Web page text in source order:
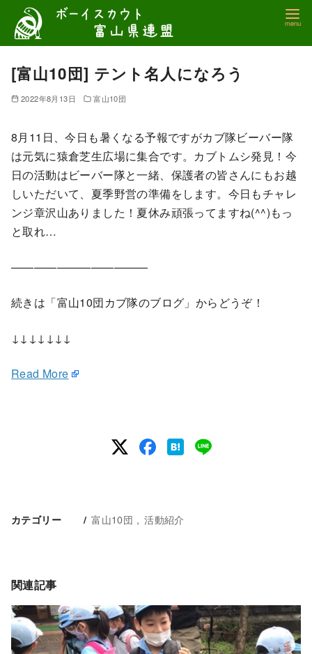
テ
[富山10団] テント名人になろう
2022年8月13日 富山10団
8月11日、今日も暑くなる予報ですがカブ隊ビーバー隊
は元気に猿倉芝生広場に集合です。カブトムシ発見！今
日の活動はビーバー隊と一緒、保護者の皆さんにもお越
しいただいて、夏季野営の準備をします。今日もチャレ
ンジ章沢山ありました！夏休み頑張ってますね(^^)もっ
と取れ…
————————————
続きは「富山10団カブ隊のブログ」からどうぞ！
↓↓↓↓↓↓↓
Read More
カテゴリー 富山10団 活動紹介
関連記事